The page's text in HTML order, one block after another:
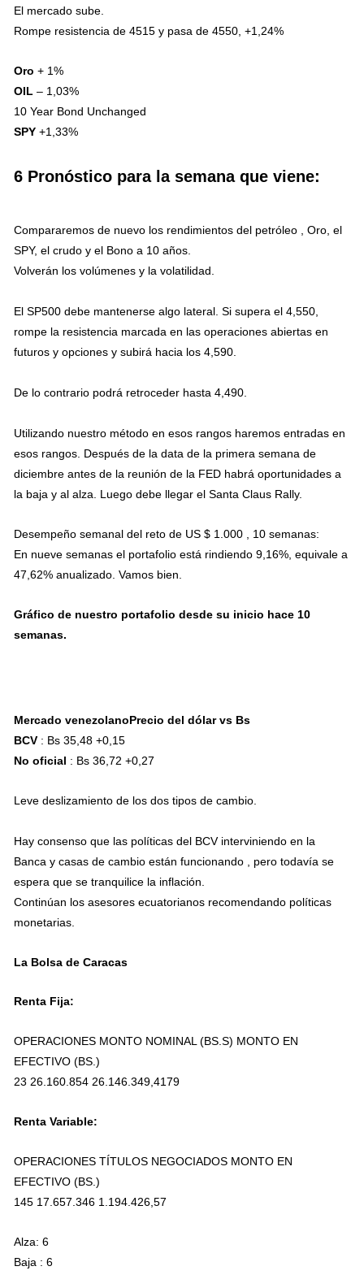
El mercado sube.
Rompe resistencia de 4515 y pasa de 4550, +1,24%
Oro + 1%
OIL– 1,03%
10 Year Bond Unchanged
SPY +1,33%
6 Pronóstico para la semana que viene:
Compararemos de nuevo los rendimientos del petróleo , Oro, el
SPY, el crudo y el Bono a 10 años.
Volverán los volúmenes y la volatilidad.
El SP500 debe mantenerse algo lateral. Si supera el 4,550,
rompe la resistencia marcada en las operaciones abiertas en
futuros y opciones y subirá hacia los 4,590.
De lo contrario podrá retroceder hasta 4,490.
Utilizando nuestro método en esos rangos haremos entradas en
esos rangos. Después de la data de la primera semana de
diciembre antes de la reunión de la FED habrá oportunidades a
la baja y al alza. Luego debe llegar el Santa Claus Rally.
Desempeño semanal del reto de US $ 1.000 , 10 semanas:
En nueve semanas el portafolio está rindiendo 9,16%, equivale a
47,62% anualizado. Vamos bien.
Gráfico de nuestro portafolio desde su inicio hace 10
semanas.
Mercado venezolanoPrecio del dólar vs Bs
BCV: Bs 35,48 +0,15
No oficial : Bs 36,72 +0,27
Leve deslizamiento de los dos tipos de cambio.
Hay consenso que las políticas del BCV interviniendo en la
Banca y casas de cambio están funcionando , pero todavía se
espera que se tranquilice la inflación.
Continúan los asesores ecuatorianos recomendando políticas
monetarias.
La Bolsa de Caracas
Renta Fija:
OPERACIONES MONTO NOMINAL (BS.S) MONTO EN
EFECTIVO (BS.)
23 26.160.854 26.146.349,4179
Renta Variable:
OPERACIONES TÍTULOS NEGOCIADOS MONTO EN
EFECTIVO (BS.)
145 17.657.346 1.194.426,57
Alza: 6
Baja : 6